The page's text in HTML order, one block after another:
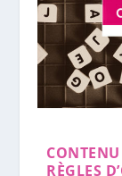
RÈGLES